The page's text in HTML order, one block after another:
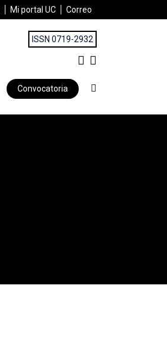
Mi portal UC Correo
ISSN 0719-2932
Convocatoria